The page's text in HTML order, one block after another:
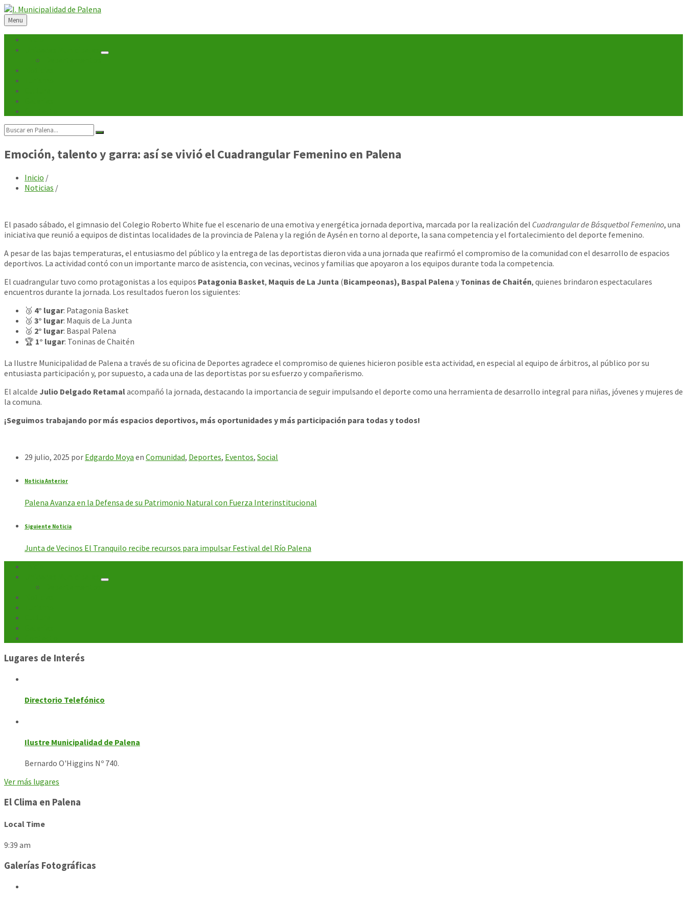
Skip
to
content
Skip
to
left
sidebar
Skip
to
right
sidebar
Skip
to
footer
Menu
Search:
Emoción, talento y garra: así se vivió el Cuadrangular Femenino en Palena
Inicio /
Noticias /
El pasado sábado, el gimnasio del Colegio Roberto White fue el escenario de una emotiva y energética jornada deportiva, marcada por la realización del Cuadrangular de Básquetbol Femenino, una
iniciativa que reunió a equipos de distintas localidades de la provincia de Palena y la región de Aysén en torno al deporte, la sana competencia y el fortalecimiento del deporte femenino.
A pesar de las bajas temperaturas, el entusiasmo del público y la entrega de las deportistas dieron vida a una jornada que reafirmó el compromiso de la comunidad con el desarrollo de espacios
deportivos. La actividad contó con un importante marco de asistencia, con vecinas, vecinos y familias que apoyaron a los equipos durante toda la competencia.
El cuadrangular tuvo como protagonistas a los equipos Patagonia Basket, Maquis de La Junta (Bicampeonas), Baspal Palena y Toninas de Chaitén, quienes brindaron espectaculares
encuentros durante la jornada. Los resultados fueron los siguientes:
🥉 4° lugar: Patagonia Basket
🥉 3° lugar: Maquis de La Junta
🥈 2° lugar: Baspal Palena
🏆 1° lugar: Toninas de Chaitén
La Ilustre Municipalidad de Palena a través de su oficina de Deportes agradece el compromiso de quienes hicieron posible esta actividad, en especial al equipo de árbitros, al público por su
entusiasta participación y, por supuesto, a cada una de las deportistas por su esfuerzo y compañerismo.
El alcalde Julio Delgado Retamalacompañó la jornada, destacando la importancia de seguir impulsando el deporte como una herramienta de desarrollo integral para niñas, jóvenes y mujeres de
la comuna.
¡Seguimos trabajando por más espacios deportivos, más oportunidades y más participación para todas y todos!
29 julio, 2025 por Edgardo Moya en Comunidad, Deportes, Eventos, Social
Noticia Anterior
Palena Avanza en la Defensa de su Patrimonio Natural con Fuerza Interinstitucional
Siguiente Noticia
Junta de Vecinos El Tranquilo recibe recursos para impulsar Festival del Río Palena
Lugares de Interés
Directorio Telefónico
Ilustre Municipalidad de Palena
Bernardo O'Higgins Nº 740.
Ver más lugares
El Clima en Palena
Local Time
9:39 am
Galerías Fotográficas